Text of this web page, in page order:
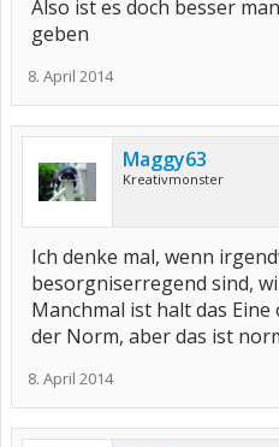
Also ist es doch besser
geben
8. April 2014
Maggy63
Kreativmonster
Ich denke mal, wenn
besorgniserregend sind,
Manchmal ist halt das
der Norm, aber das ist
8. April 2014